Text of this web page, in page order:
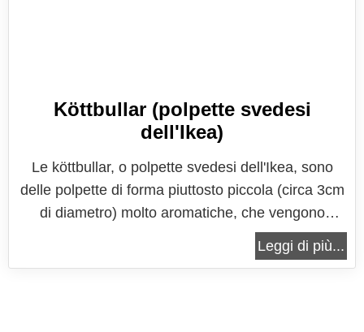
Köttbullar (polpette svedesi
dell'Ikea)
Le köttbullar, o polpette svedesi dell'Ikea, sono
delle polpette di forma piuttosto piccola (circa 3cm
di diametro) molto aromatiche, che vengono
servite con una salsa bianca a base di panna o
besciamella, preparata con il fondo di cottura delle
Leggi di più...